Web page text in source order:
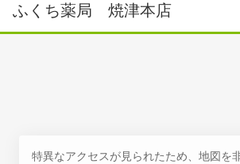
ふくち薬局 焼津本店
特異なアクセスが見られたため、地図を